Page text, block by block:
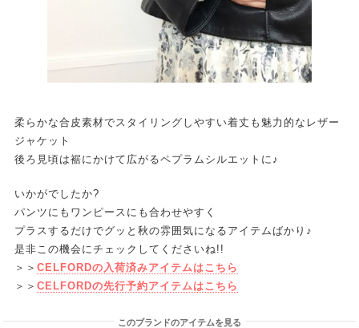
柔らかな合皮素材でスタイリングしやすい着丈も魅力的なレザー
ジャケット
後ろ見頃は裾にかけて広がるペプラムシルエットに♪
いかがでしたか?
パンツにもワンピースにも合わせやすく
プラスするだけでグッと秋の雰囲気になるアイテムばかり♪
是非この機会にチェックしてくださいね!!
＞＞ CELFORDの入荷済みアイテムはこちら
＞＞ CELFORDの先行予約アイテムはこちら
このブランドのアイテムを見る